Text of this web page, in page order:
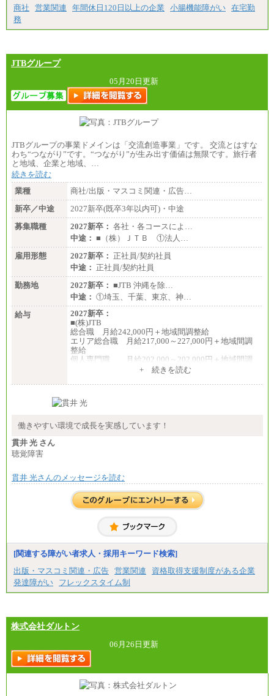
商社
営業関連 年間休日120日以上の企業 小腸機能障がい 在宅勤
務
JTBグループ
05月20日更新
JTBグループの事業ドメインは「交流創造事業」です。 交流とはすな
わち“つながり”です。“つながり”が生み出す価値は無限です。旅行者
と地域、企業と地域、…
続きを読む
業種
商社/出版・マスコミ関連・広告…
新卒／中途
2027新卒(既卒3年以内可)・中途
募集職種
2027新卒： 各社・各コースによ…
中途： ■（株）ＪＴＢ ①法人…
雇用形態
2027新卒： 正社員/契約社員
中途： 正社員/契約社員
勤務地
2027新卒： ■JTB 沖縄を除…
中途： ①埼玉、千葉、東京、神…
給与
2027新卒：
■(株)JTB
総合職 月給242,000円＋地域間調整給
エリア総合職 月給217,000～227,000円＋地域間調
整給
個人専門職 月給202,000～202,000円＋地域間調
総合職 月給208,000～235,000円
※詳細はJTBキャリアサイトよりご確認ください。
総合職 月給220,000～230,000円＋地域間調整給
整給
※詳細はJTBキャリアサイトよりご確認ください。
■(株)JTBコミュニケーションデザイン
総合職 月給230,000円
みなし残業手当：20,000円（一律支給）※みなし
残業手当の残業時間は10.43時間。
間に応じて、時間外手当等を支給。
エリアサポート職 月給188,000円
■（株）JTBグローバルマーケティング＆トラベル
訪日事業職 月給202,000～227,000円＋地域間調整
給
※詳細はJTBキャリアサイトよりご確認ください。
■(株)JTBビジネストランスフォーム
総合職 月給205,000～225,000円＋地域間調整給
+ 続きを読む
働きやすい環境で成長を実感しています！
貫井 光 さん
聴覚障害
貫井 光さんのメッセージを読む
[関連する障がい者求人・採用キーワード検索]
出版・マスコミ関連・広告 営業関連
資格取得支援制度がある企業
発達障がい
フレックスタイム制
株式会社ダルトン
06月26日更新